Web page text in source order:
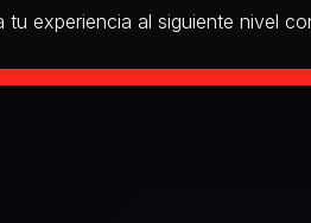
tu experiencia al siguiente nivel